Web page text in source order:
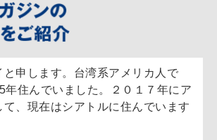
申します。台湾系アメリカ人で
年住んでいました。２０１７年にア
て、現在はシアトルに住んでいます